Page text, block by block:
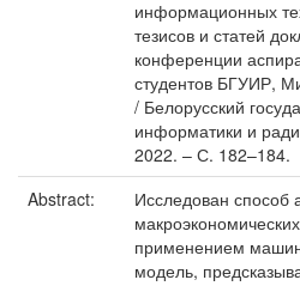
информационных
тезисов и статей
конференции
студентов БГУИР,
/ Белорусский
информатики и
2022. – С. 182–184.
Abstract:
Исследован способ
применением
модель,